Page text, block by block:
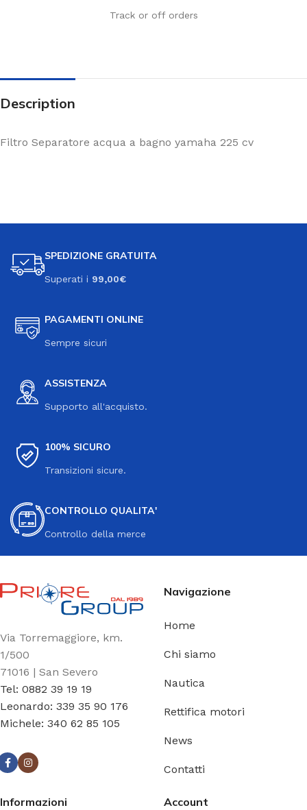
Track or off orders
Description
Filtro Separatore acqua a bagno yamaha 225 cv
SPEDIZIONE GRATUITA
Superati i 99,00€
PAGAMENTI ONLINE
Sempre sicuri
ASSISTENZA
Supporto all'acquisto.
100% SICURO
Transizioni sicure.
CONTROLLO QUALITA'
Controllo della merce
Via Torremaggiore, km.
1/500
71016 | San Severo
Tel: 0882 39 19 19
Leonardo: 339 35 90 176
Michele: 340 62 85 105
Navigazione
Home
Chi siamo
Nautica
Rettifica motori
News
Contatti
Informazioni Account